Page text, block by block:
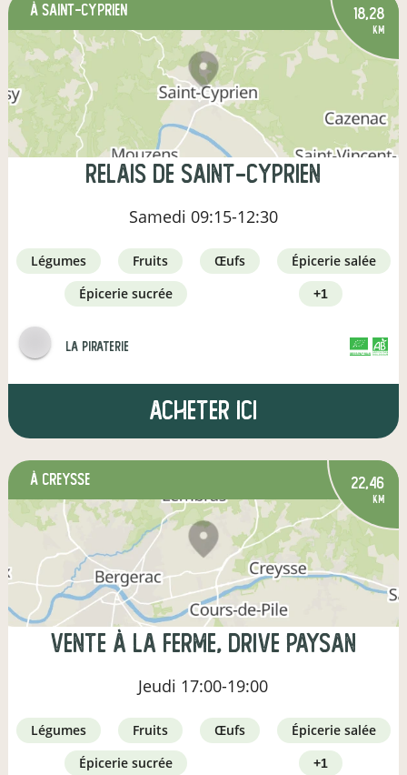
à Saint-Cyprien 18,28
km
Relais de Saint-Cyprien
Samedi 09:15-12:30
légumes fruits œufs
épicerie salée
épicerie sucrée
+1
la piraterie
Acheter ici
à Creysse 22,46
km
Vente à la ferme, drive paysan
Jeudi 17:00-19:00
légumes fruits œufs
épicerie salée
épicerie sucrée
+1